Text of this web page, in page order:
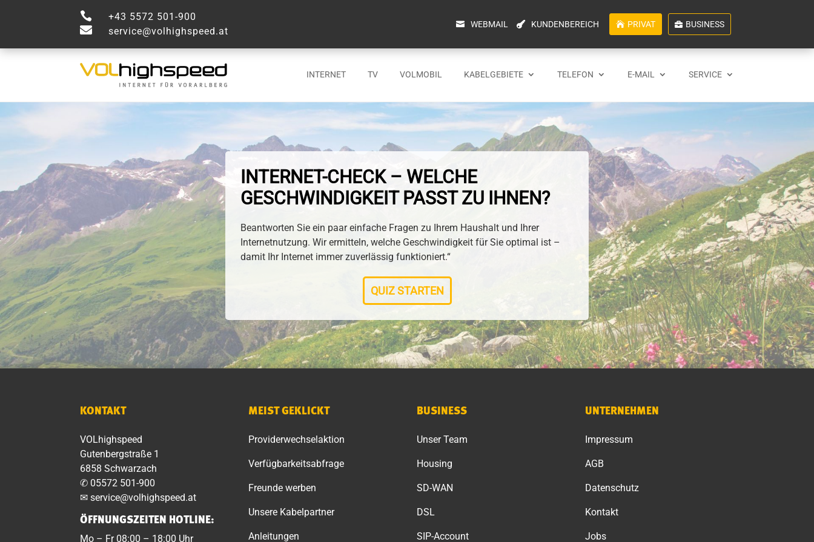
 +43 5572 501-900
 service@volhighspeed.at
WEBMAIL KUNDENBEREICH PRIVAT BUSINESS
INTERNET TV VOLMOBIL KABELGEBIETE TELEFON E-MAIL SERVICE
INTERNET-CHECK – WELCHE
GESCHWINDIGKEIT PASST ZU IHNEN?
Beantworten Sie ein paar einfache Fragen zu Ihrem Haushalt und Ihrer
Internetnutzung. Wir ermitteln, welche Geschwindigkeit für Sie optimal ist –
damit Ihr Internet immer zuverlässig funktioniert.“
QUIZ STARTEN
KONTAKT
VOLhighspeed
Gutenbergstraße 1
6858 Schwarzach
✆ 05572 501-900
✉ service@volhighspeed.at
ÖFFNUNGSZEITEN HOTLINE:
Mo – Fr 08:00 – 18:00 Uhr
MEIST GEKLICKT
Providerwechselaktion
Verfügbarkeitsabfrage
Freunde werben
Unsere Kabelpartner
Anleitungen
BUSINESS
Unser Team
Housing
SD-WAN
DSL
SIP-Account
UNTERNEHMEN
Impressum
AGB
Datenschutz
Kontakt
Jobs